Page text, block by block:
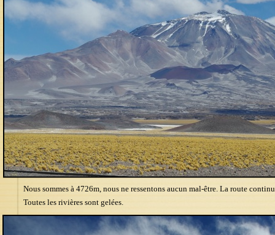
Nous sommes à 4726m, nous ne ressentons aucun mal-être. La route
Toutes les rivières sont gelées.